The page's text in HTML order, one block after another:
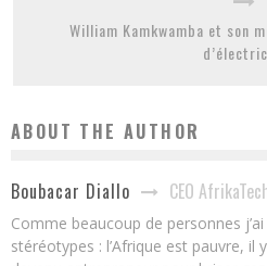
William Kamkwamba et son
ABOUT THE AUTHOR
Boubacar Diallo CEO
Comme beaucoup de personnes
stéréotypes : l’Afrique est pauvre, il